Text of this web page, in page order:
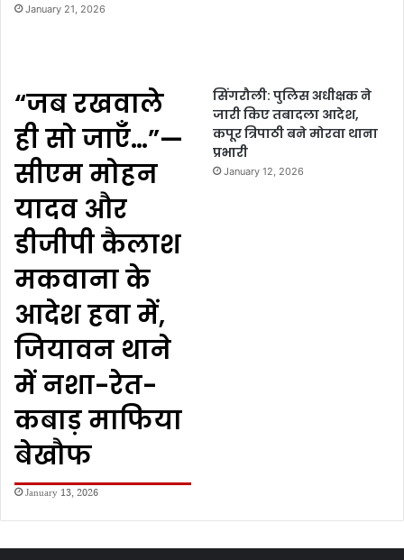
January 21, 2026
“जब रखवाले
ही सो जाएँ…”—
सीएम मोहन
यादव और
डीजीपी कैलाश
मकवाना के
आदेश हवा में,
जियावन थाने
में नशा-रेत-
कबाड़ माफिया
बेखौफ
January 13, 2026
सिंगरौली: पुलिस अधीक्षक ने
जारी किए तबादला आदेश,
कपूर त्रिपाठी बने मोरवा थाना
प्रभारी
January 12, 2026